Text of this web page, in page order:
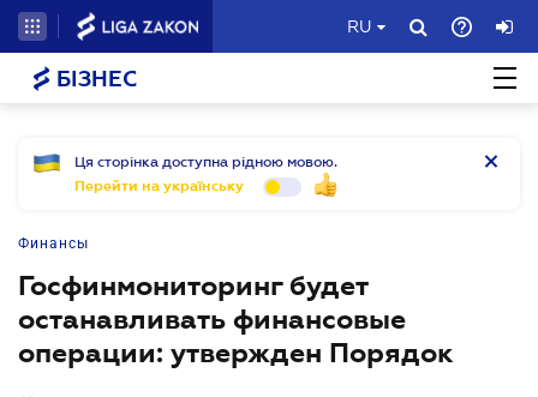
RU
БІЗНЕС
Ця сторінка доступна рідною мовою.
Перейти на українську
Финансы
Госфинмониторинг будет
останавливать финансовые
операции: утвержден Порядок